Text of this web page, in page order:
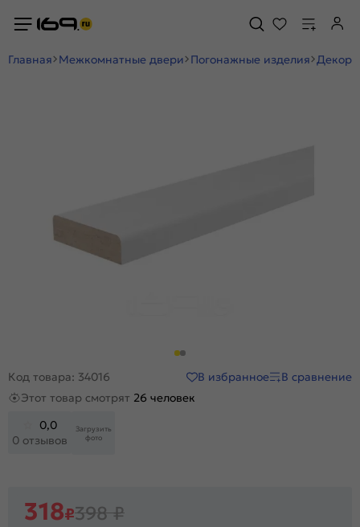
Главная Межкомнатные двери Погонажные изделия Декор
Код товара: 34016 В избранное
В сравнение
Этот товар смотрят 26 человек
0,0
0 отзывов
Загрузить
фото
318₽398₽